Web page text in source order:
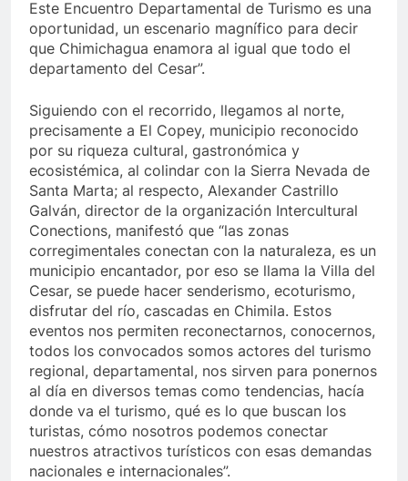
Este Encuentro Departamental de Turismo es una
oportunidad, un escenario magnífico para decir
que Chimichagua enamora al igual que todo el
departamento del Cesar”.
Siguiendo con el recorrido, llegamos al norte,
precisamente a El Copey, municipio reconocido
por su riqueza cultural, gastronómica y
ecosistémica, al colindar con la Sierra Nevada de
Santa Marta; al respecto, Alexander Castrillo
Galván, director de la organización Intercultural
Conections, manifestó que “las zonas
corregimentales conectan con la naturaleza, es un
municipio encantador, por eso se llama la Villa del
Cesar, se puede hacer senderismo, ecoturismo,
disfrutar del río, cascadas en Chimila. Estos
eventos nos permiten reconectarnos, conocernos,
todos los convocados somos actores del turismo
regional, departamental, nos sirven para ponernos
al día en diversos temas como tendencias, hacía
donde va el turismo, qué es lo que buscan los
turistas, cómo nosotros podemos conectar
nuestros atractivos turísticos con esas demandas
nacionales e internacionales”.